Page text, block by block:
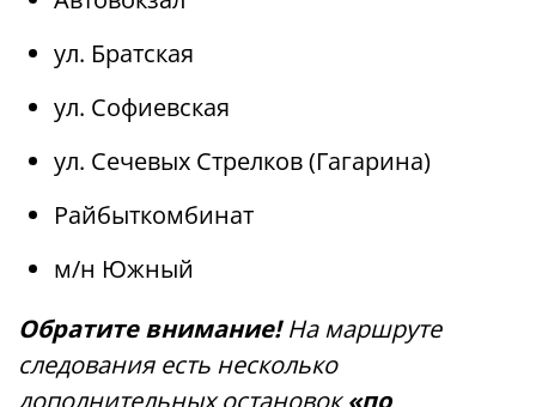
ул. Братская
ул. Софиевская
ул. Сечевых Стрелков (Гагарина)
Райбыткомбинат
м/н Южный
Обратите внимание!На маршруте
следования есть несколько
дополнительных остановок«по